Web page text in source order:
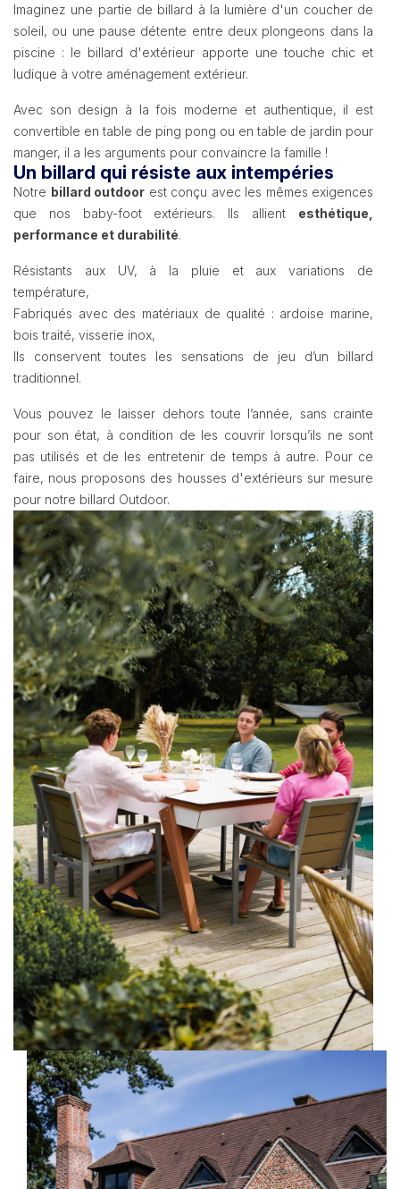
Imaginez une partie de billard à la lumière d'un coucher de
soleil, ou une pause détente entre deux plongeons dans la
piscine : le billard d'extérieur apporte une touche chic et
ludique à votre aménagement extérieur.
Avec son design à la fois moderne et authentique, il est
convertible en table de ping pong ou en table de jardin pour
manger, il a les arguments pour convaincre la famille !
Un billard qui résiste aux intempéries
Notre billard outdoor est conçu avec les mêmes exigences
que nos baby-foot extérieurs. Ils allient esthétique,
performance et durabilité.
Résistants aux UV, à la pluie et aux variations de
température,
Fabriqués avec des matériaux de qualité : ardoise marine,
bois traité, visserie inox,
Ils conservent toutes les sensations de jeu d’un billard
traditionnel.
Vous pouvez le laisser dehors toute l’année, sans crainte
pour son état, à condition de les couvrir lorsqu’ils ne sont
pas utilisés et de les entretenir de temps à autre. Pour ce
faire, nous proposons des housses d'extérieurs sur mesure
pour notre billard Outdoor.